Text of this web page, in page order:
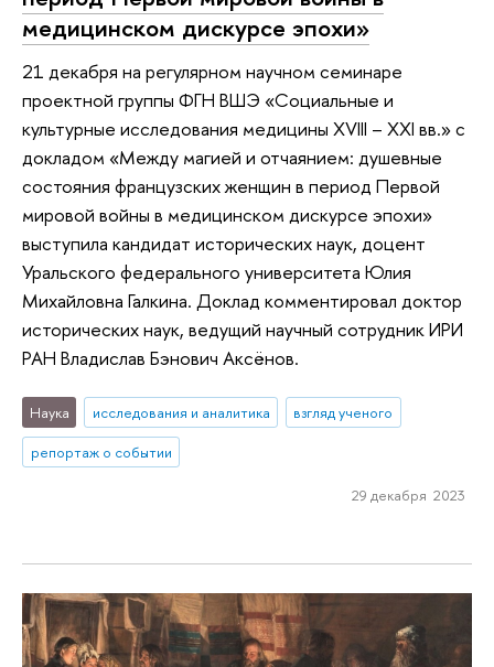
медицинском дискурсе эпохи»
21 декабря на регулярном научном семинаре
проектной группы ФГН ВШЭ «Социальные и
культурные исследования медицины XVIII – XXI вв.» с
докладом «Между магией и отчаянием: душевные
состояния французских женщин в период Первой
мировой войны в медицинском дискурсе эпохи»
выступила кандидат исторических наук, доцент
Уральского федерального университета Юлия
Михайловна Галкина. Доклад комментировал доктор
исторических наук, ведущий научный сотрудник ИРИ
РАН Владислав Бэнович Аксёнов.
Наука исследования и аналитика
взгляд ученого
репортаж о событии
29 декабря 2023